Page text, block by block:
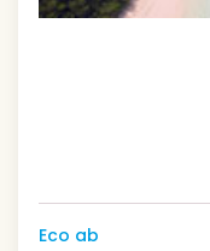
Eco ab